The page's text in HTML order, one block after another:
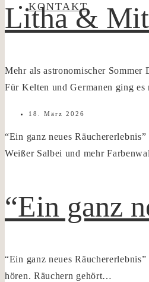
KONTAKT
Litha &
Mehr als astronomischer Sommer
Für Kelten und Germanen ging
18. März 2026
“Ein ganz neues Räuchererlebnis”
Weißer Salbei und mehr
“Ein ganz
“Ein ganz neues
hören. Räuchern gehört…